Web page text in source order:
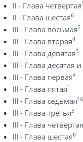
II - Глава четвертая
II - Глава шестая6
III - Глава восьмая2
III - Глава вторая4
III - Глава девятая3
III - Глава десятая
III - Глава первая4
III - Глава пятая1
III - Глава седьмая10
III - Глава третья3
III - Глава четвертая
III - Глава шестая6